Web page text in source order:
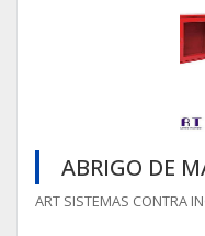
ABRIGO DE
ART SISTEMAS CONTRA